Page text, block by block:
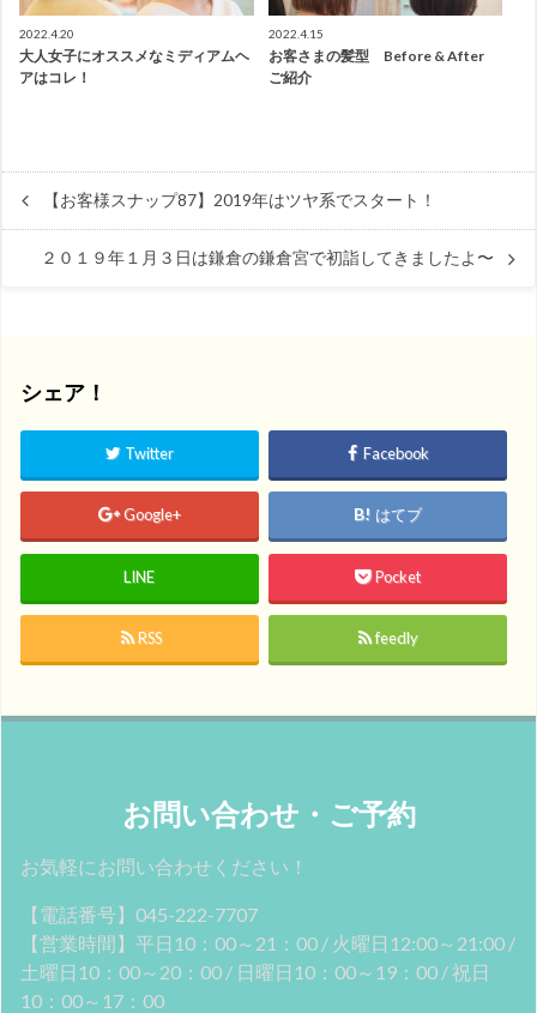
2022.4.20
大人女子にオススメなミディアムヘ
アはコレ！
2022.4.15
お客さまの髪型 Before & After
ご紹介
【お客様スナップ87】2019年はツヤ系でスタート！
２０１９年１月３日は鎌倉の鎌倉宮で初詣してきましたよ〜
シェア！
Twitter Facebook
Google+ はてブ
LINE Pocket
RSS feedly
お問い合わせ・ご予約
お気軽にお問い合わせください！
【電話番号】045-222-7707
【営業時間】平日10：00～21：00 / 火曜日12:00～21:00 /
土曜日10：00～20：00 / 日曜日10：00～19：00 / 祝日
10：00～17：00